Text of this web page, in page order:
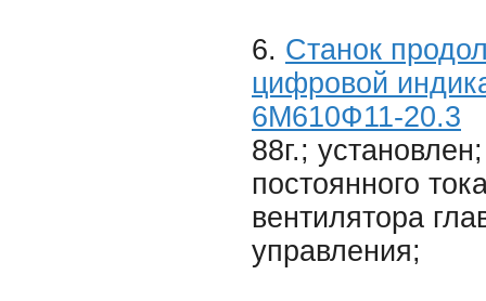
6. Станок
цифровой
6М610Ф11-20.3
88г.;
постоянного
вентилятора
управления;